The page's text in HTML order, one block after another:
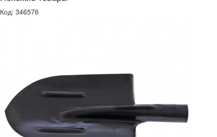
Код: 346576